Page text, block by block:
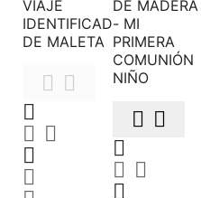
 

 


 

 
